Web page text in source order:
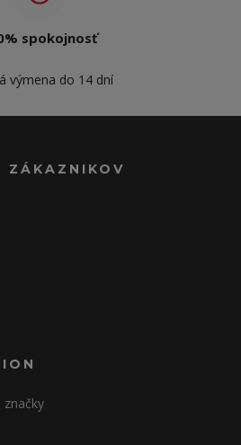
spokojnosť
výmena do 14 dní
ZÁKAZNIKOV
značky